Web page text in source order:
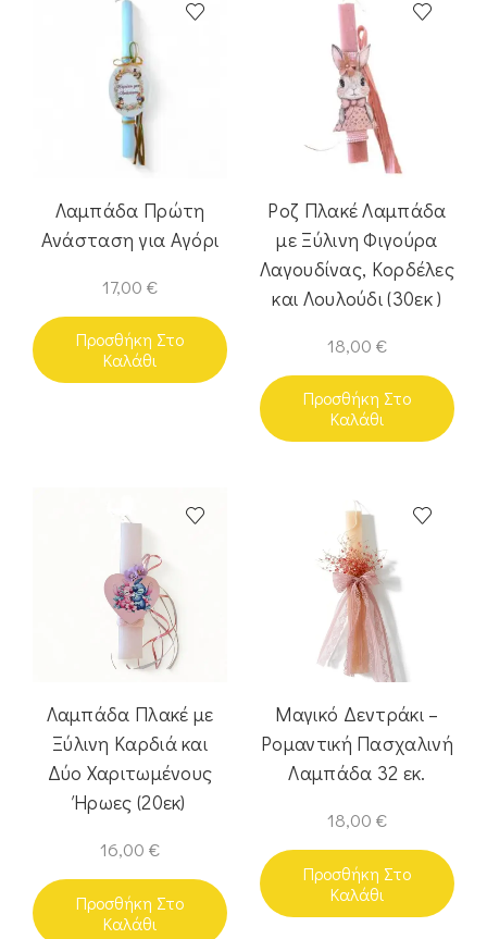
Λαμπάδα Πρώτη
Ανάσταση για Αγόρι
17,00 €
Προσθήκη Στο
Καλάθι
Ροζ Πλακέ Λαμπάδα
με Ξύλινη Φιγούρα
Λαγουδίνας, Κορδέλες
και Λουλούδι (30εκ )
18,00 €
Προσθήκη Στο
Καλάθι
Λαμπάδα Πλακέ με
Ξύλινη Καρδιά και
Δύο Χαριτωμένους
Ήρωες (20εκ)
16,00 €
Προσθήκη Στο
Καλάθι
Μαγικό Δεντράκι –
Ρομαντική Πασχαλινή
Λαμπάδα 32 εκ.
18,00 €
Προσθήκη Στο
Καλάθι